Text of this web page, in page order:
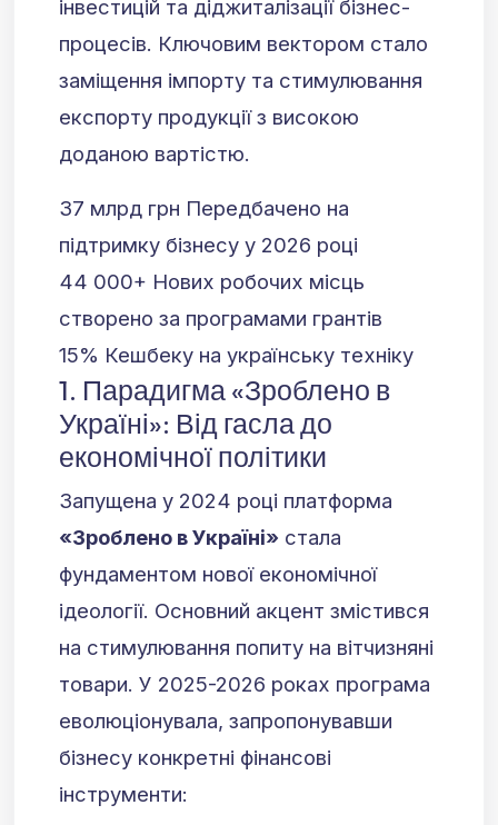
інвестицій та діджиталізації бізнес-
процесів. Ключовим вектором стало
заміщення імпорту та стимулювання
експорту продукції з високою
доданою вартістю.
37 млрд грн Передбачено на
підтримку бізнесу у 2026 році
44 000+ Нових робочих місць
створено за програмами грантів
15% Кешбеку на українську техніку
1. Парадигма «Зроблено в
Україні»: Від гасла до
економічної політики
Запущена у 2024 році платформа
«Зроблено в Україні» стала
фундаментом нової економічної
ідеології. Основний акцент змістився
на стимулювання попиту на вітчизняні
товари. У 2025-2026 роках програма
еволюціонувала, запропонувавши
бізнесу конкретні фінансові
інструменти: